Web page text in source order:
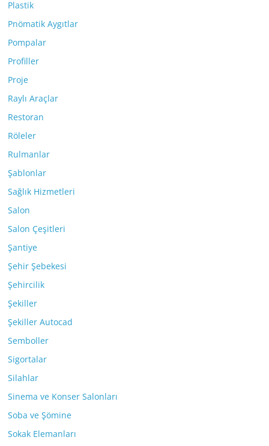
Plastik
Pnömatik Aygıtlar
Pompalar
Profiller
Proje
Raylı Araçlar
Restoran
Röleler
Rulmanlar
Şablonlar
Sağlık Hizmetleri
Salon
Salon Çeşitleri
Şantiye
Şehir Şebekesi
Şehircilik
Şekiller
Şekiller Autocad
Semboller
Sigortalar
Silahlar
Sinema ve Konser Salonları
Soba ve Şömine
Sokak Elemanları